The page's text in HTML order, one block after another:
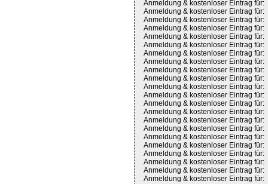
Anmeldung & kostenloser Eintrag für:
Anmeldung & kostenloser Eintrag für:
Anmeldung & kostenloser Eintrag für:
Anmeldung & kostenloser Eintrag für:
Anmeldung & kostenloser Eintrag für:
Anmeldung & kostenloser Eintrag für:
Anmeldung & kostenloser Eintrag für:
Anmeldung & kostenloser Eintrag für:
Anmeldung & kostenloser Eintrag für:
Anmeldung & kostenloser Eintrag für:
Anmeldung & kostenloser Eintrag für:
Anmeldung & kostenloser Eintrag für:
Anmeldung & kostenloser Eintrag für:
Anmeldung & kostenloser Eintrag für:
Anmeldung & kostenloser Eintrag für:
Anmeldung & kostenloser Eintrag für:
Anmeldung & kostenloser Eintrag für:
Anmeldung & kostenloser Eintrag für:
Anmeldung & kostenloser Eintrag für:
Anmeldung & kostenloser Eintrag für:
Anmeldung & kostenloser Eintrag für:
Anmeldung & kostenloser Eintrag für: